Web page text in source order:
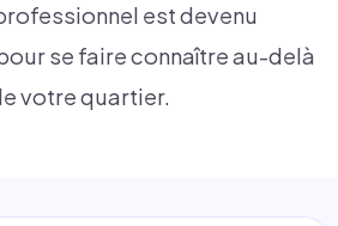
est devenu
se faire connaître au-delà
votre quartier.